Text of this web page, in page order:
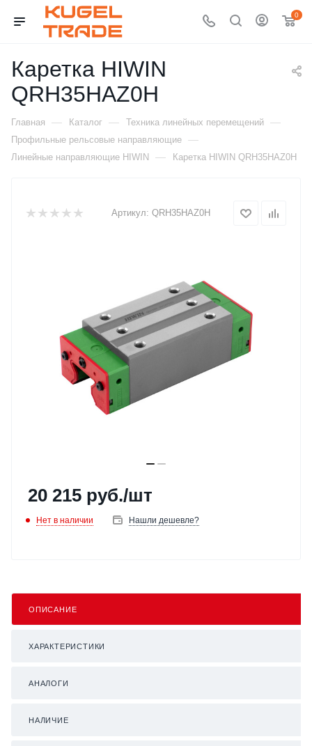
0
Каретка HIWIN
QRH35HAZ0H
Главная — Каталог — Техника линейных перемещений —
Профильные рельсовые направляющие —
Линейные направляющие HIWIN — Каретка HIWIN QRH35HAZ0H
Артикул: QRH35HAZ0H
20 215 руб./шт
Нет в наличии Нашли дешевле?
ОПИСАНИЕ
ХАРАКТЕРИСТИКИ
АНАЛОГИ
НАЛИЧИЕ